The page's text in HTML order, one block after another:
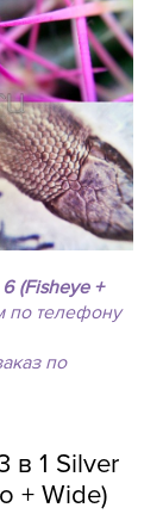
(Fisheye +
по телефону
по
в 1 Silver
+ Wide)